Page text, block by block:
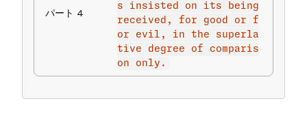
パート 4
s insisted on its being
received, for good or f
or evil, in the superla
tive degree of comparis
on only.